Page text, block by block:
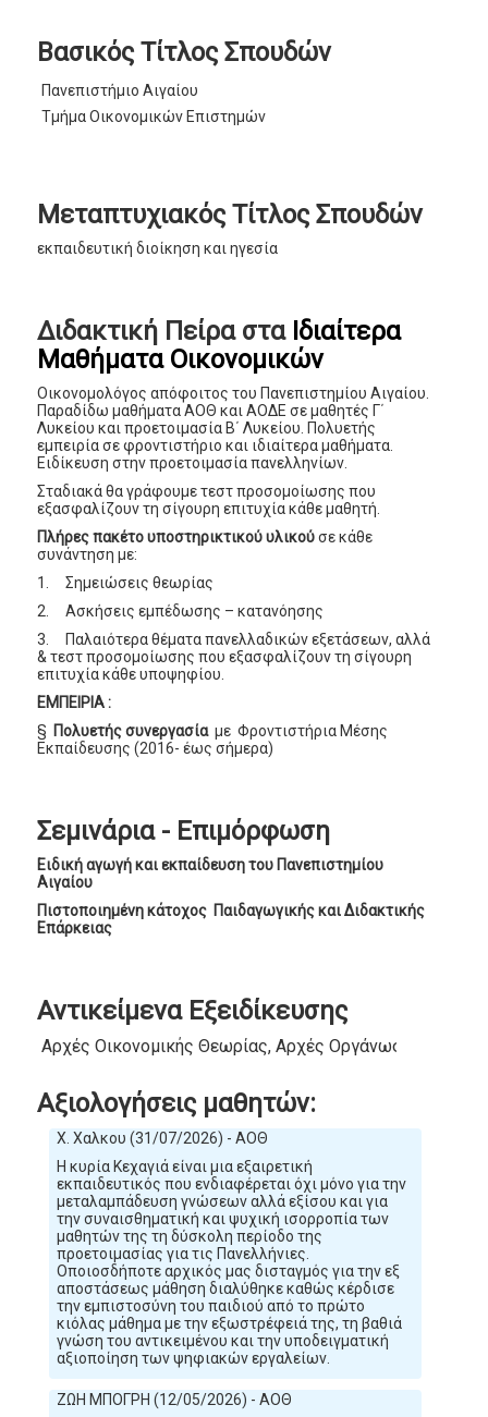
Βασικός Τίτλος Σπουδών
Πανεπιστήμιο Αιγαίου
Τμήμα Οικονομικών Επιστημών
Μεταπτυχιακός Τίτλος Σπουδών
εκπαιδευτική διοίκηση και ηγεσία
Διδακτική Πείρα στα Ιδιαίτερα
Μαθήματα Οικονομικών
Οικονομολόγος απόφοιτος του Πανεπιστημίου Αιγαίου.
Παραδίδω μαθήματα ΑΟΘ και ΑΟΔΕ σε μαθητές Γ΄
Λυκείου και προετοιμασία Β΄ Λυκείου. Πολυετής
εμπειρία σε φροντιστήριο και ιδιαίτερα μαθήματα.
Ειδίκευση στην προετοιμασία πανελληνίων.
Σταδιακά θα γράφουμε τεστ προσομοίωσης που
εξασφαλίζουν τη σίγουρη επιτυχία κάθε μαθητή.
Πλήρες πακέτο υποστηρικτικού υλικούσε κάθε
συνάντηση με:
1. Σημειώσεις θεωρίας
2. Ασκήσεις εμπέδωσης – κατανόησης
3. Παλαιότερα θέματα πανελλαδικών εξετάσεων, αλλά
& τεστ προσομοίωσης που εξασφαλίζουν τη σίγουρη
επιτυχία κάθε υποψηφίου.
ΕΜΠΕΙΡΙΑ :
§ Πολυετής συνεργασία με Φροντιστήρια Μέσης
Εκπαίδευσης (2016- έως σήμερα)
Σεμινάρια - Επιμόρφωση
Ειδική αγωγή και εκπαίδευση του Πανεπιστημίου
Αιγαίου
Πιστοποιημένη κάτοχος Παιδαγωγικής και Διδακτικής
Επάρκειας
Αντικείμενα Εξειδίκευσης
Αρχές Οικονομικής Θεωρίας, Αρχές Οργάνωσης και
Αξιολογήσεις μαθητών:
Χ. Χαλκου (31/07/2026) - ΑΟΘ
Η κυρία Κεχαγιά είναι μια εξαιρετική
εκπαιδευτικός που ενδιαφέρεται όχι μόνο για την
μεταλαμπάδευση γνώσεων αλλά εξίσου και για
την συναισθηματική και ψυχική ισορροπία των
μαθητών της τη δύσκολη περίοδο της
προετοιμασίας για τις Πανελλήνιες.
Οποιοσδήποτε αρχικός μας δισταγμός για την εξ
αποστάσεως μάθηση διαλύθηκε καθώς κέρδισε
την εμπιστοσύνη του παιδιού από το πρώτο
κιόλας μάθημα με την εξωστρέφειά της, τη βαθιά
γνώση του αντικειμένου και την υποδειγματική
αξιοποίηση των ψηφιακών εργαλείων.
ΖΩΗ ΜΠΟΓΡΗ (12/05/2026) - ΑΟΘ